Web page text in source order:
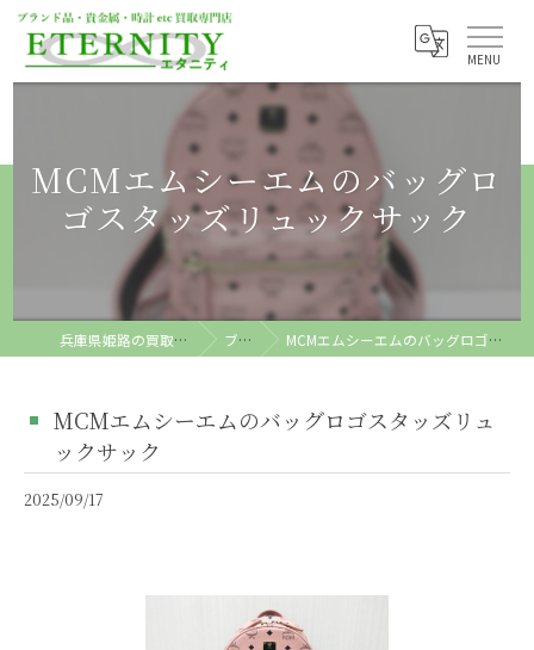
MCMエムシーエムのバッグロ
ゴスタッズリュックサック
兵庫県姫路の買取ならETERNITY ブログ MCMエムシーエムのバッグロゴスタッズリュックサック
MCMエムシーエムのバッグロゴスタッズリュ
ックサック
2025/09/17